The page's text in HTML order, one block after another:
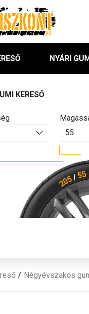
NYÁRI
KERESŐ
Négyévszakos